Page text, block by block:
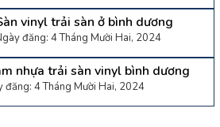
vinyl trải sàn ở bình dương
đăng: 4 Tháng Mười Hai, 2024
nhựa trải sàn vinyl bình dương
đăng: 4 Tháng Mười Hai, 2024